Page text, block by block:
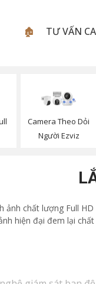
🏚 TƯ VẤN
Camera Theo Dỏi
Người Ezviz
ảnh chất lượng Full
hiện đại đem lại